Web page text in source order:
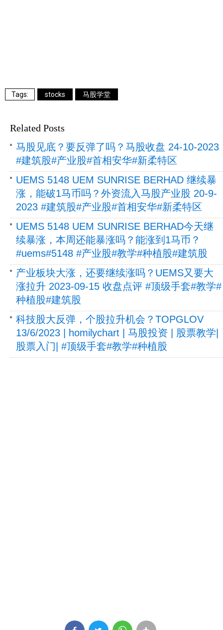
stocks 马股学堂
Related Posts
马股见底？要反弹了吗？马股收盘 24-10-2023
#建筑股#产业股#首相安华#新柔特区
UEMS 5148 UEM SUNRISE BERHAD 继续暴
涨，能破1马币吗？外资流入马股产业股 20-9-
2023 #建筑股#产业股#首相安华#新柔特区
UEMS 5148 UEM SUNRISE BERHAD今天继
续暴涨，本周还能暴涨吗？能涨到1马币？
#uems#5148 #产业股#教学#种植股#建筑股
产业板块大涨，还要继续涨吗？UEMS又要大
涨拉升 2023-09-15 收盘点评 #顶级手套#教学#
种植股#建筑股
科技股大反弹，个股拉升机会？TOPGLOV
13/6/2023 | homilychart | 马股投资 | 股票教学|
股票入门| #顶级手套#教学#种植股